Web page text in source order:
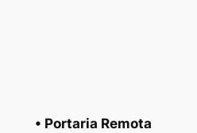
• Portaria Remota